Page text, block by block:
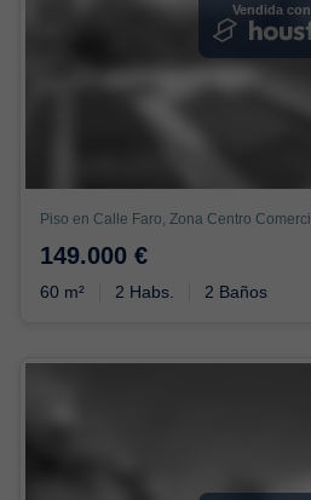
Vendida con
149.000 €
60 m² 2 Habs. 2 Baños